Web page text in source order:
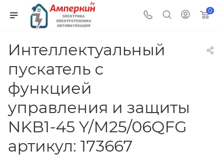
0
Интеллектуальный
пускатель с
функцией
управления и защиты
NKB1-45 Y/M25/06QFG
артикул: 173667